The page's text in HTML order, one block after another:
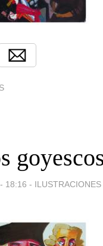
18:16 - ILUSTRACIONES